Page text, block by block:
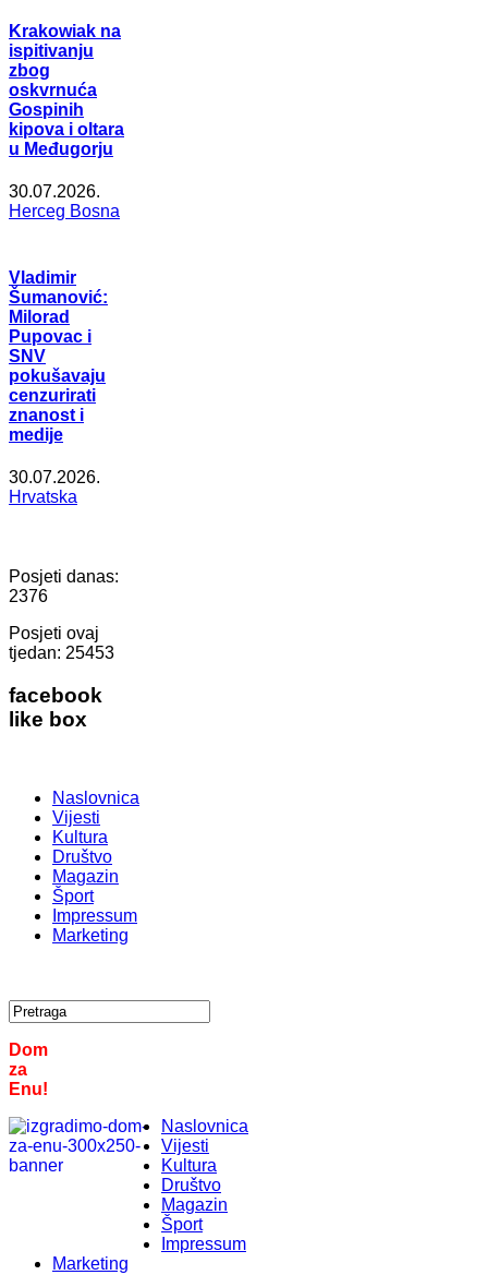
Krakowiak na
ispitivanju
zbog
oskvrnuća
Gospinih
kipova i oltara
u Međugorju
30.07.2026.
Herceg Bosna
Vladimir
Šumanović:
Milorad
Pupovac i
SNV
pokušavaju
cenzurirati
znanost i
medije
30.07.2026.
Hrvatska
Posjeti danas:
2376
Posjeti ovaj
tjedan: 25453
facebook
like box
Naslovnica
Vijesti
Kultura
Društvo
Magazin
Šport
Impressum
Marketing
Dom
za
Enu!
Naslovnica
Vijesti
Kultura
Društvo
Magazin
Šport
Impressum
Marketing